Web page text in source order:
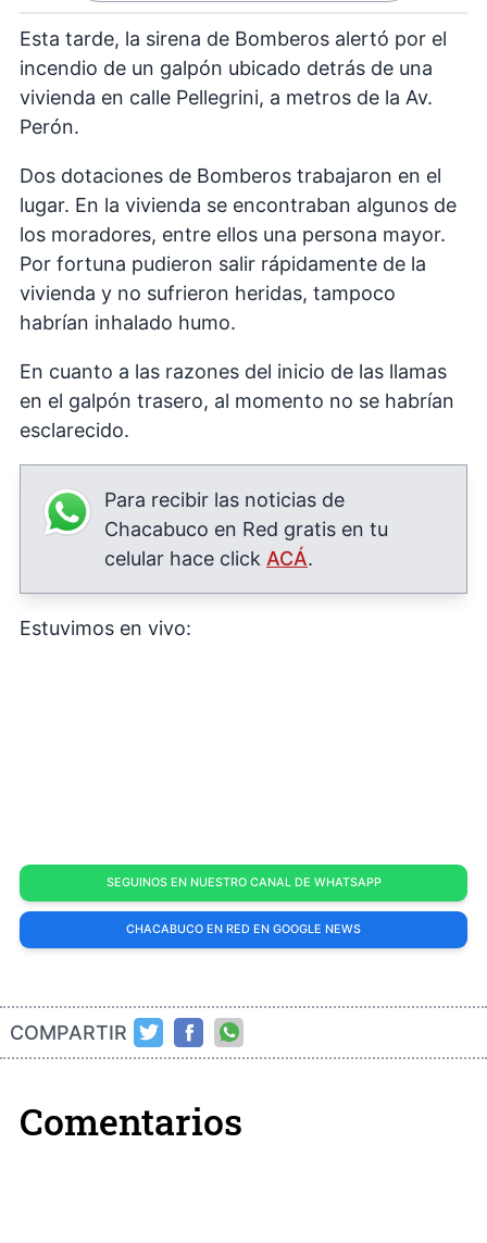
Esta tarde, la sirena de Bomberos alertó por el
incendio de un galpón ubicado detrás de una
vivienda en calle Pellegrini, a metros de la Av.
Perón.
Dos dotaciones de Bomberos trabajaron en el
lugar. En la vivienda se encontraban algunos de
los moradores, entre ellos una persona mayor.
Por fortuna pudieron salir rápidamente de la
vivienda y no sufrieron heridas, tampoco
habrían inhalado humo.
En cuanto a las razones del inicio de las llamas
en el galpón trasero, al momento no se habrían
esclarecido.
Para recibir las noticias de
Chacabuco en Red gratis en tu
celular hace click ACÁ.
Estuvimos en vivo:
SEGUINOS EN NUESTRO CANAL DE WHATSAPP
CHACABUCO EN RED EN GOOGLE NEWS
COMPARTIR
Comentarios